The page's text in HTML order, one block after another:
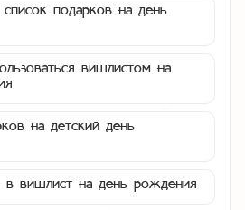
список подарков на день
вишлистом на
на детский день
в вишлист на день рождения